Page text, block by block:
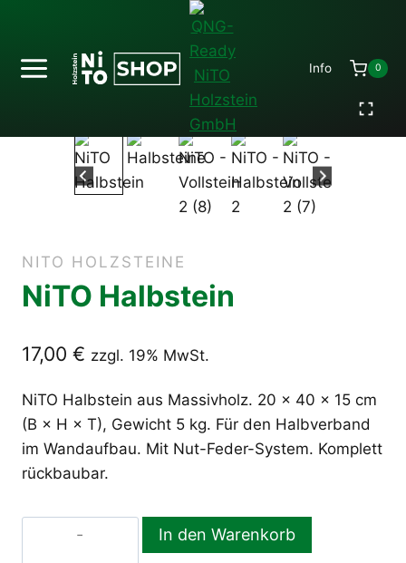
springen
Info 0
Start NiTO- NiTO Halbstein
NITO HOLZSTEINE
NiTO Halbstein
17,00 € zzgl. 19% MwSt.
NiTO Halbstein aus Massivholz. 20 × 40 × 15 cm
(B × H × T), Gewicht 5 kg. Für den Halbverband
im Wandaufbau. Mit Nut-Feder-System. Komplett
rückbaubar.
In den Warenkorb